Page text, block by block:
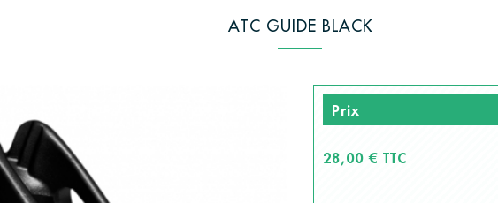
ATC GUIDE BLACK
Prix
28,00 € TTC